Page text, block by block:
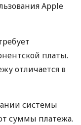
Apple
платы.
отличается в
системы
суммы платежа.